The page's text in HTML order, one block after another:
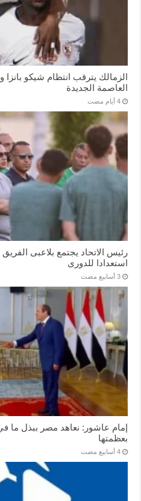
الزمالك يترقب انتظام شيكو
العاصمة الجديدة
‏4 أيام مضت
رئيس الاتحاد يجتمع بلاعبى
استعدادا للدورى
‏3 أسابيع مضت
إمام عاشور: نعاهد مصر ببذل ما
بعظمتها
‏4 أسابيع مضت